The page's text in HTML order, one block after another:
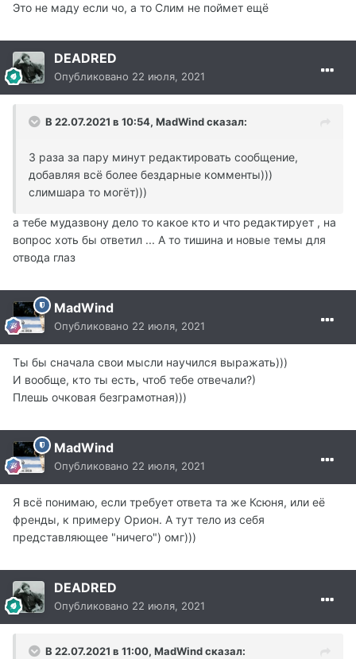
Это не маду если чо, а то Слим не поймет ещё
DEADRED
Опубликовано 22 июля, 2021
В 22.07.2021 в 10:54, MadWind сказал:
З раза за пару минут редактировать сообщение,
добавляя всё более бездарные комменты)))
слимшара то могëт)))
а тебе мудазвону дело то какое кто и что редактирует , на
вопрос хоть бы ответил ... А то тишина и новые темы для
отвода глаз
MadWind
Опубликовано 22 июля, 2021
Ты бы сначала свои мысли научился выражать)))
И вообще, кто ты есть, чтоб тебе отвечали?)
Плешь очковая безграмотная)))
MadWind
Опубликовано 22 июля, 2021
Я всё понимаю, если требует ответа та же Ксюня, или её
френды, к примеру Орион. А тут тело из себя
представляющее "ничего") омг)))
DEADRED
Опубликовано 22 июля, 2021
В 22.07.2021 в 11:00, MadWind сказал: